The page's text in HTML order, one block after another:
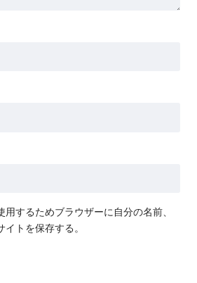
用するためブラウザーに自分の名前、
トを保存する。